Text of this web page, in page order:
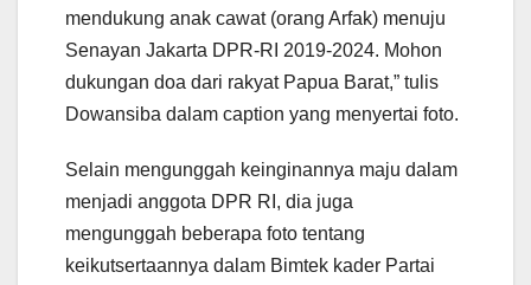
mendukung anak cawat (orang Arfak) menuju
Senayan Jakarta DPR-RI 2019-2024. Mohon
dukungan doa dari rakyat Papua Barat,” tulis
Dowansiba dalam caption yang menyertai foto.
Selain mengunggah keinginannya maju dalam
menjadi anggota DPR RI, dia juga
mengunggah beberapa foto tentang
keikutsertaannya dalam Bimtek kader Partai